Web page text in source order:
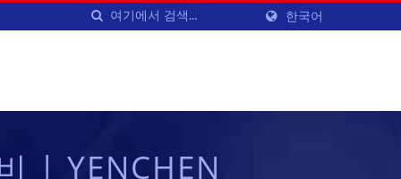
한국어
| YENCHEN